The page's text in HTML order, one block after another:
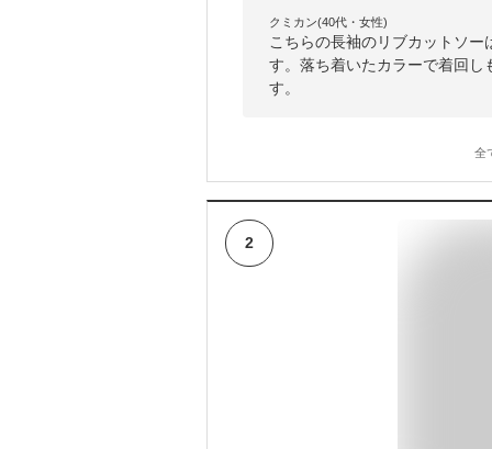
クミカン(40代・女性)
こちらの長袖のリブカットソ
す。落ち着いたカラーで着回
す。
全
2